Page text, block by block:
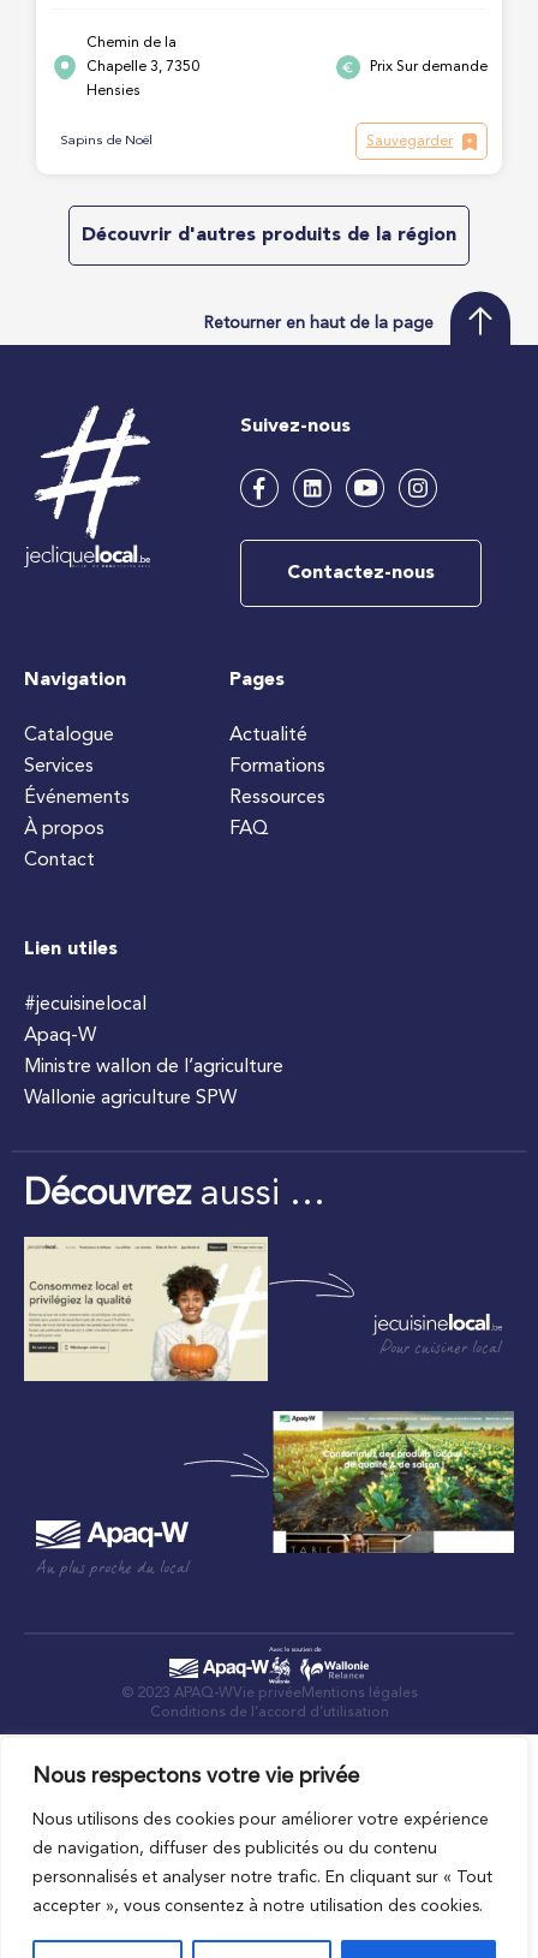
Nous respectons votre vie privée
Nous utilisons des cookies pour améliorer votre expérience
de navigation, diffuser des publicités ou du contenu
personnalisés et analyser notre trafic. En cliquant sur « Tout
accepter », vous consentez à notre utilisation des cookies.
Chemin de la
Chapelle 3, 7350
Hensies
Prix Sur demande
Sapins de Noël Sauvegarder
Découvrir d'autres produits de la région
Retourner en haut de la page
Suivez-nous
Contactez-nous
Navigation
Catalogue
Services
Événements
À propos
Contact
Pages
Actualité
Formations
Ressources
FAQ
Lien utiles
#jecuisinelocal
Apaq-W
Ministre wallon de l’agriculture
Wallonie agriculture SPW
Découvrezaussi …
Pour cuisiner local
Au plus proche du local
© 2023 APAQ-WVie privée Mentions légales
Conditions de l’accord d’utilisation